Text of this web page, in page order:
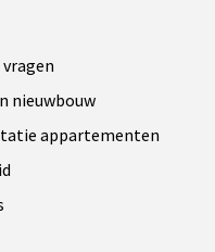
nieuwbouw
appartementen